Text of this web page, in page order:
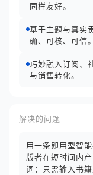
同样友好。
基于主题与真实
确、可核、可信。
巧妙融入订阅、
与销售转化。
解决的问题
用一条即用型智
版者在短时间内
词：只需输入书